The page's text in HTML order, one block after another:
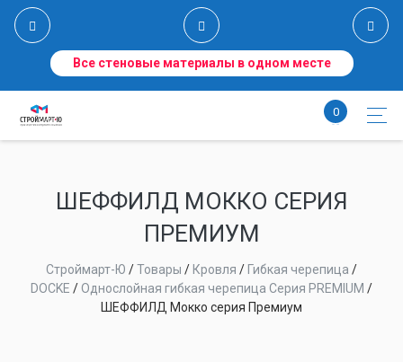
Все стеновые материалы в одном месте
0
ШЕФФИЛД МОККО СЕРИЯ
ПРЕМИУМ
Строймарт-Ю /Товары / Кровля / Гибкая черепица /
DOCKE /Однослойная гибкая черепица Серия PREMIUM /
ШЕФФИЛД Мокко серия Премиум